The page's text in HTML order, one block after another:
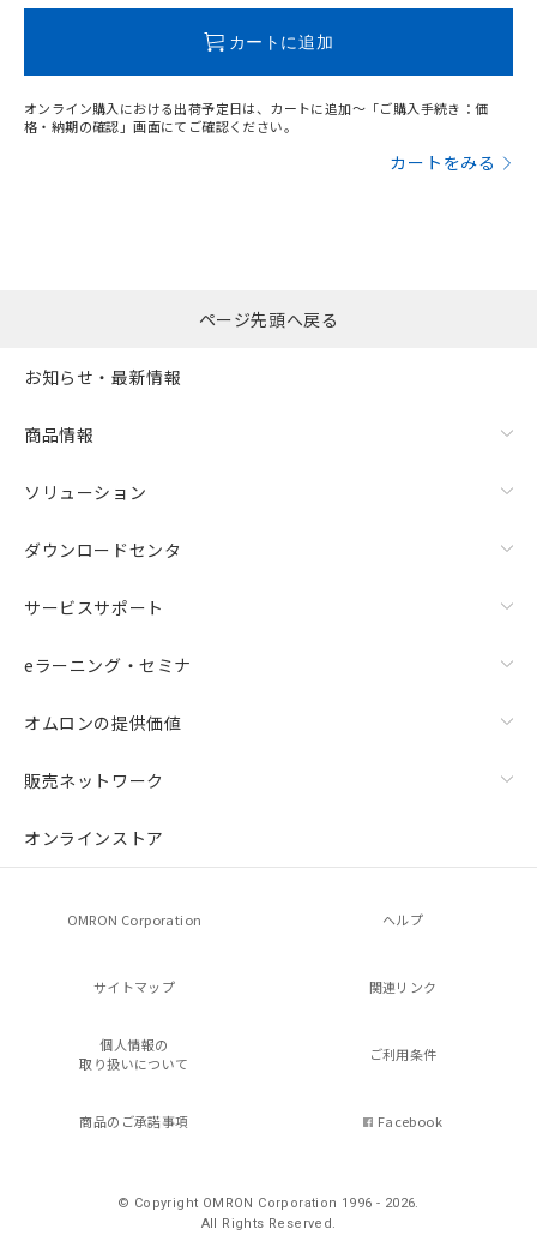
カートに追加
オンライン購入における出荷予定日は、カートに追加～「ご購入手続き：価
格・納期の確認」画面にてご確認ください。
カートをみる
ページ先頭へ戻る
お知らせ・最新情報
商品情報
ソリューション
ダウンロードセンタ
サービスサポート
eラーニング・セミナ
オムロンの提供価値
販売ネットワーク
オンラインストア
OMRON Corporation ヘルプ
サイトマップ 関連リンク
個人情報の
取り扱いについて
ご利用条件
商品のご承諾事項 Facebook
© Copyright OMRON Corporation 1996 - 2026.
All Rights Reserved.